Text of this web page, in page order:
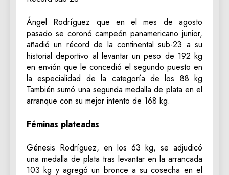
Ángel Rodríguez que en el mes de agosto
pasado se coronó campeón panamericano junior,
añadió un récord de la continental sub-23 a su
historial deportivo al levantar un peso de 192 kg
en envión que le concedió el segundo puesto en
la especialidad de la categoría de los 88 kg
También sumó una segunda medalla de plata en el
arranque con su mejor intento de 168 kg.
Féminas plateadas
Génesis Rodríguez, en los 63 kg, se adjudicó
una medalla de plata tras levantar en la arrancada
103 kg y agregó un bronce a su cosecha en el